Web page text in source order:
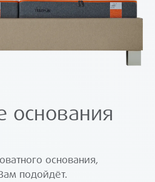
основания
основания,
подойдёт.